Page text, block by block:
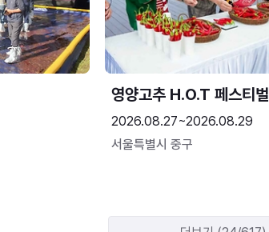
영양고추 H.O.T 페스티벌
2026.08.27~2026.08.29
서울특별시 중구